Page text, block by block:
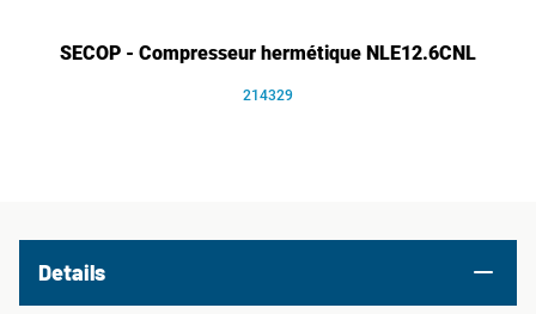
SECOP - Compresseur hermétique NLE12.6CNL
214329
Details